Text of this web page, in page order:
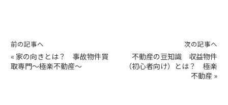
前の記事へ
« 家の向きとは？ 事故物件買
取専門～極楽不動産～
次の記事へ
不動産の豆知識 収益物件
（初心者向け）とは？ 極楽
不動産 »